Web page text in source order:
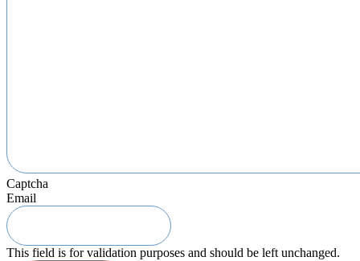
Captcha
Email
This field is for validation purposes and should be left unchanged.